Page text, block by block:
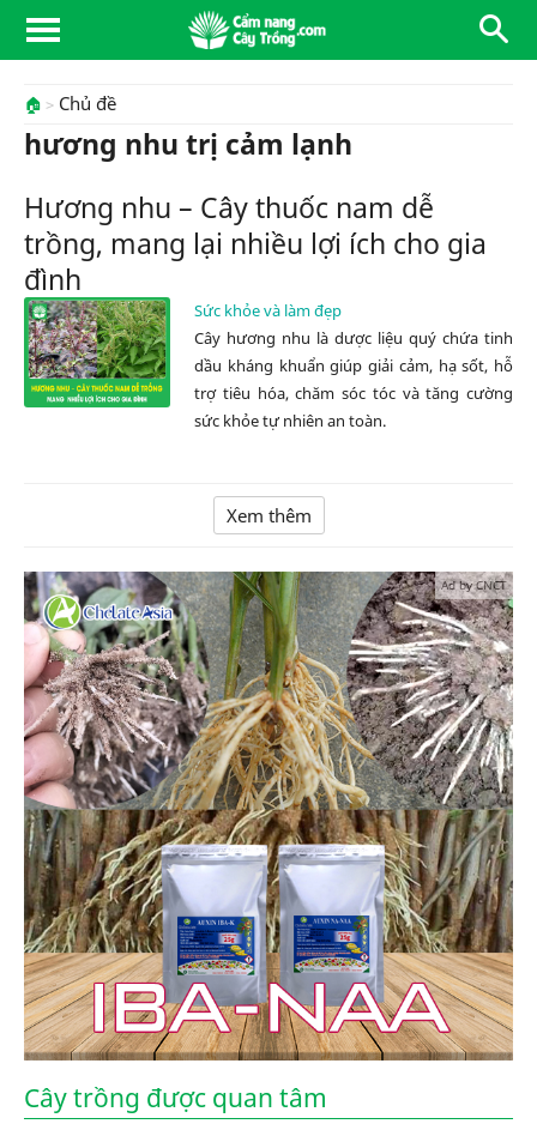
🏠 Chủ đề
hương nhu trị cảm lạnh
Hương nhu – Cây thuốc nam dễ
trồng, mang lại nhiều lợi ích cho gia
đình
Sức khỏe và làm đẹp
Cây hương nhu là dược liệu quý chứa tinh
dầu kháng khuẩn giúp giải cảm, hạ sốt, hỗ
trợ tiêu hóa, chăm sóc tóc và tăng cường
sức khỏe tự nhiên an toàn.
Xem thêm
Ad by CNCT
Cây trồng được quan tâm